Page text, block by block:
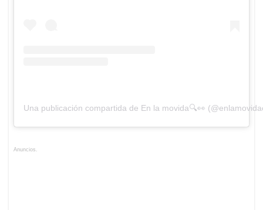
Una publicación compartida de En la movida🔍👀
Anuncios.